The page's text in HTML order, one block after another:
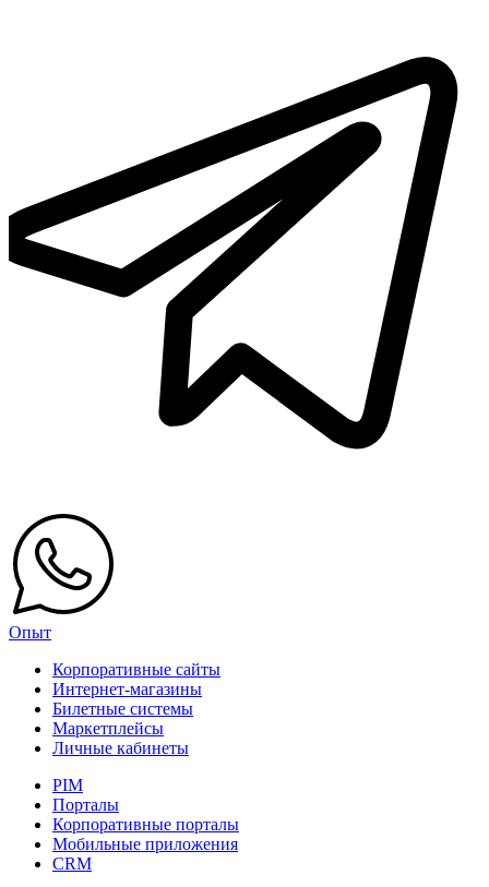
Опыт
Корпоративные сайты
Интернет-магазины
Билетные системы
Маркетплейсы
Личные кабинеты
PIM
Порталы
Корпоративные порталы
Мобильные приложения
CRM